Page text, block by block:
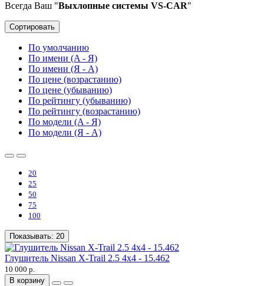
Всегда Ваш "Выхлопные системы VS-CAR"
Сортировать
По умолчанию
По имени (A - Я)
По имени (Я - A)
По цене (возрастанию)
По цене (убыванию)
По рейтингу (убыванию)
По рейтингу (возрастанию)
По модели (A - Я)
По модели (Я - A)
20
25
50
75
100
Показывать: 20
Глушитель Nissan X-Trail 2.5 4x4 - 15.462
10 000 р.
В корзину